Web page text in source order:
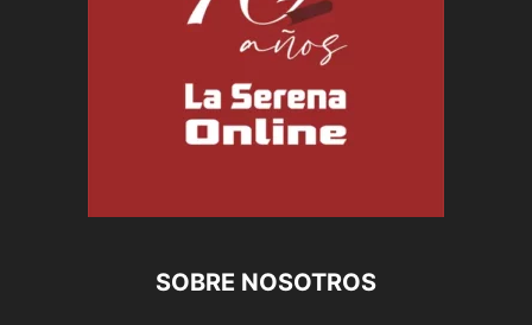
SOBRE NOSOTROS